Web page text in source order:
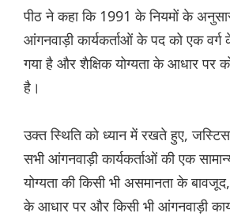
पीठ ने कहा कि 1991 के नियमों के
आंगनवाड़ी कार्यकर्ताओं के पद को एक
गया है और शैक्षिक योग्यता के आधार पर
है।
उक्त स्थिति को ध्यान में रखते हुए,
सभी आंगनवाड़ी कार्यकर्ताओं की एक
योग्यता की किसी भी असमानता के
के आधार पर और किसी भी आंगनवाड़ी